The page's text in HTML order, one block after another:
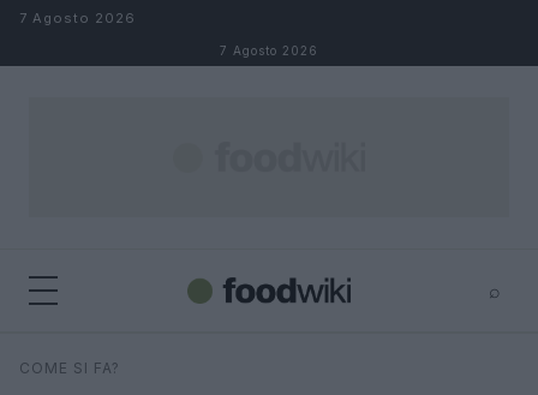
Salta al contenuto
7 Agosto 2026
7 Agosto 2026
⌕
Cerca
COME SI FA?